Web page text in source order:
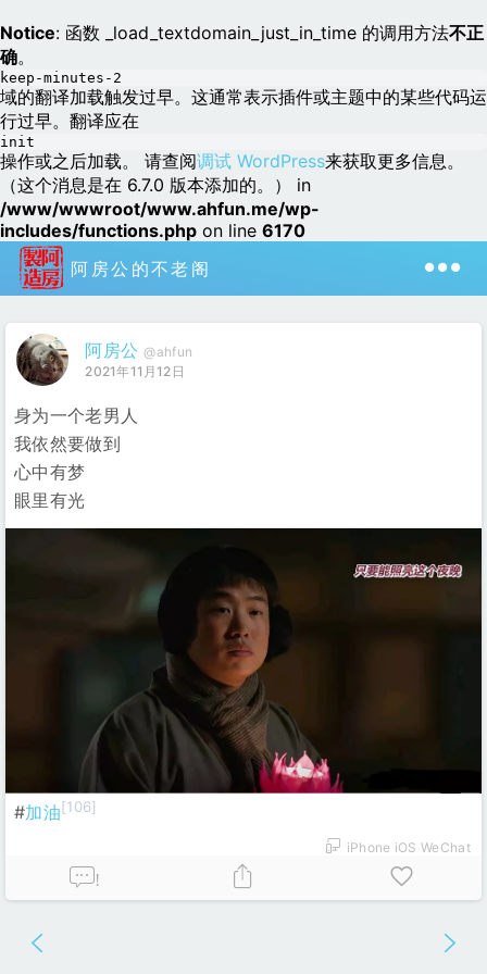
Notice: 函数 _load_textdomain_just_in_time 的调用方法不正
确。
keep-minutes-2
域的翻译加载触发过早。这通常表示插件或主题中的某些代码运
行过早。翻译应在
init
操作或之后加载。 请查阅调试 WordPress来获取更多信息。
（这个消息是在 6.7.0 版本添加的。） in
/www/wwwroot/www.ahfun.me/wp-
includes/functions.php on line 6170
阿房公的不老阁
阿房公 @ahfun
2021年11月12日
身为一个老男人
我依然要做到
心中有梦
眼里有光
#加油[106]
iPhone iOS WeChat
!